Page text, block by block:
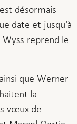
désormais
date et jusqu'à
reprend le
que Werner
la
vœux de